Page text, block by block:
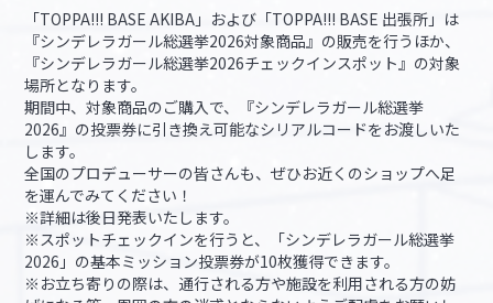
「TOPPA!!! BASE AKIBA」および「TOPPA!!! BASE 出張所」は
『シンデレラガール総選挙2026対象商品』の販売を行うほか、
『シンデレラガール総選挙2026チェックインスポット』の対象
場所となります。
期間中、対象商品のご購入で、『シンデレラガール総選挙
2026』の投票券に引き換え可能なシリアルコードをお渡しいた
します。
全国のプロデューサーの皆さんも、ぜひお近くのショップへ足
を運んでみてください！
※詳細は後日発表いたします。
※スポットチェックインを行うと、「シンデレラガール総選挙
2026」の基本ミッション投票券が10枚獲得できます。
※お立ち寄りの際は、通行される方や施設を利用される方の妨